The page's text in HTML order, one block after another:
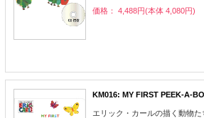
価格： 4,488円(本体 4,080円)
KM016: MY FIRST PEEK-A-
エリック・カールの描く動物